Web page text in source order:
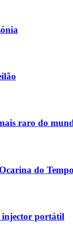
raro do
do
injector portátil